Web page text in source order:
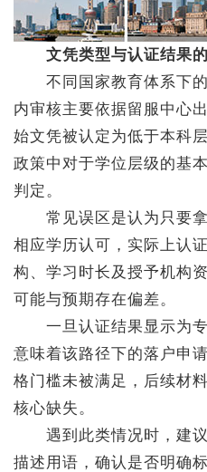
文凭类型与认证结果
不同国家教育体系下的
内审核主要依据留服中心
始文凭被认定为低于本科
政策中对于学位层级的基
判定。
常见误区是认为只要拿
相应学历认可，实际上认
构、学习时长及授予机构
可能与预期存在偏差。
一旦认证结果显示为专
意味着该路径下的落户申
格门槛未被满足，后续材
核心缺失。
遇到此类情况时，建议
描述用语，确认是否明确